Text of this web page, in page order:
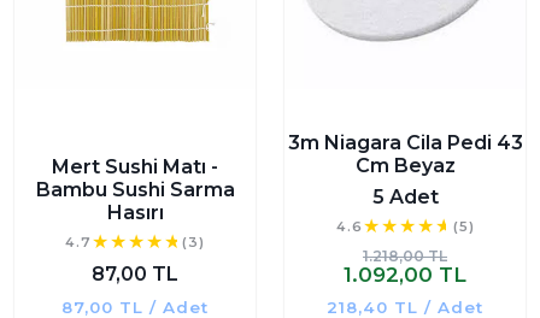
Mert Sushi Matı -
Bambu Sushi Sarma
Hasırı
4.7 (3)
87,00 TL
87,00 TL / Adet
3m Niagara Cila Pedi 43
Cm Beyaz
5 Adet
4.6 (5)
1.218,00 TL
1.092,00 TL
218,40 TL / Adet